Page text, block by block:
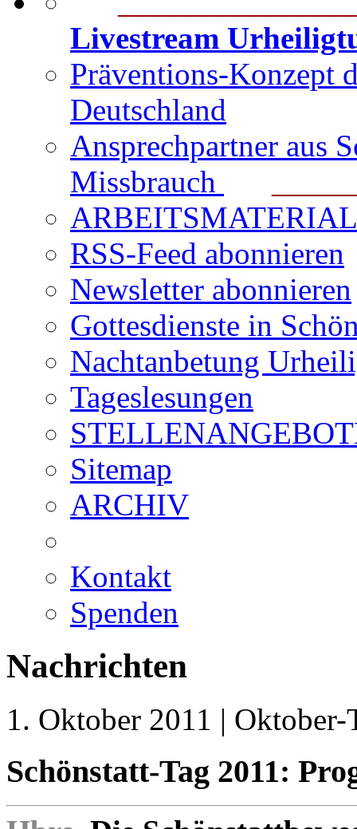
Livestream
Präventions-Konzept
Deutschland
Ansprechpartner aus
Missbrauch
ARBEITSMATERIAL
RSS-Feed abonnieren
Newsletter abonnieren
Gottesdienste in
Nachtanbetung
Tageslesungen
Sitemap
ARCHIV
Kontakt
Spenden
Nachrichten
1. Oktober 2011 |
Schönstatt-Tag 2011: